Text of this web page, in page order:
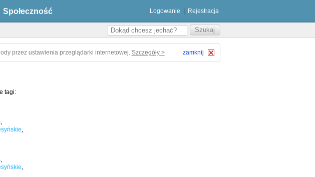
Społeczność Logowanie Rejestracja
przez ustawienia przeglądarki internetowej. Szczegóły > zamknij
tagi:
,
,
,
,